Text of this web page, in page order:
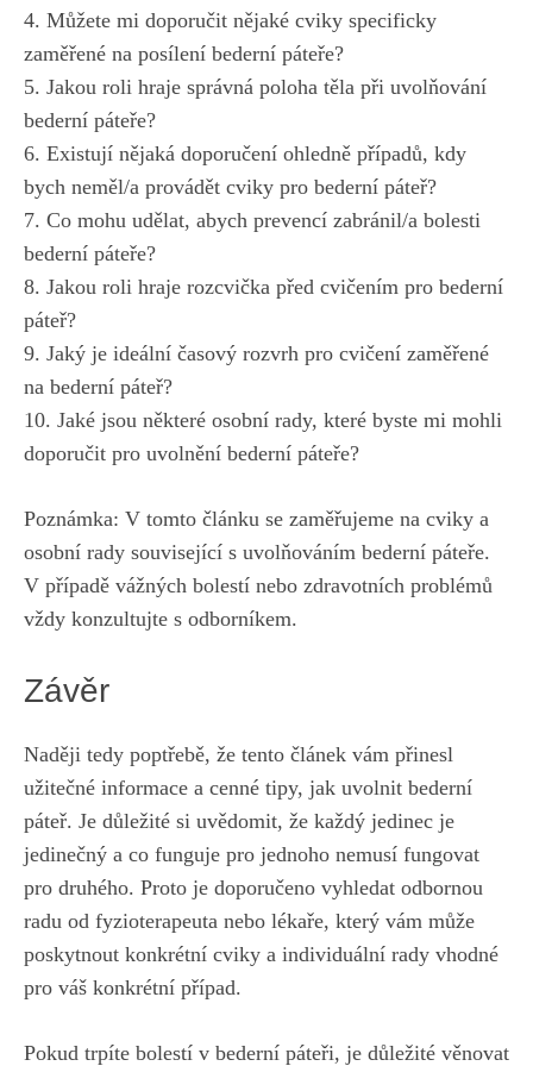
4. Můžete mi doporučit nějaké cviky specificky
zaměřené na posílení bederní páteře?
5. Jakou roli hraje správná poloha těla při uvolňování
bederní páteře?
6. Existují nějaká doporučení ohledně případů, kdy
bych neměl/a provádět cviky pro bederní páteř?
7. Co mohu udělat, abych prevencí zabránil/a bolesti
bederní páteře?
8. Jakou roli hraje rozcvička před cvičením pro bederní
páteř?
9. Jaký je ideální časový rozvrh pro cvičení zaměřené
na bederní páteř?
10. Jaké jsou některé osobní rady, které byste mi mohli
doporučit pro uvolnění bederní páteře?
Poznámka: V tomto článku se zaměřujeme na cviky a
osobní rady související s uvolňováním bederní páteře.
V případě vážných bolestí nebo zdravotních problémů
vždy konzultujte s odborníkem.
Závěr
Naději tedy poptřebě, že tento článek vám přinesl
užitečné informace a cenné tipy, jak uvolnit bederní
páteř. Je důležité si uvědomit, že každý jedinec je
jedinečný a co funguje pro jednoho nemusí fungovat
pro druhého. Proto je doporučeno vyhledat odbornou
radu od fyzioterapeuta nebo lékaře, který vám může
poskytnout konkrétní cviky a individuální rady vhodné
pro váš konkrétní případ.
Pokud trpíte bolestí v bederní páteři, je důležité věnovat